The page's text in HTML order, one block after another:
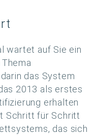
wartet auf Sie ein
das System
2013 als erstes
erhalten
Schritt für Schritt
das sich